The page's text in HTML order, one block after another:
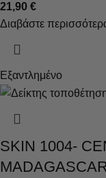
21,90 €
Διαβάστε
Εξαντλημένο
SKIN 1004-